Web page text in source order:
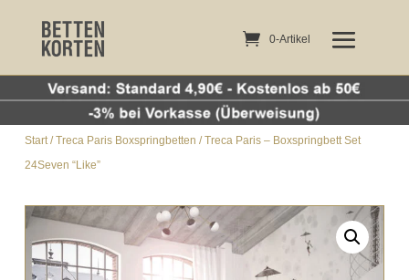
0-Artikel
Start/Treca Paris Boxspringbetten / Treca Paris – Boxspringbett Set
24Seven “Like”